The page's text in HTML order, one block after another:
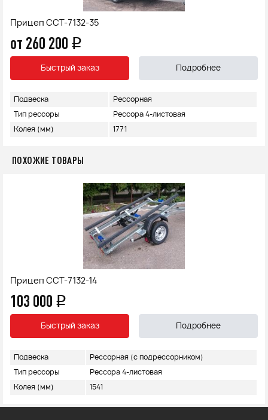
Прицеп ССТ-7132-35
от 260 200 q
Быстрый заказ Подробнее
Подвеска Рессорная
Тип рессоры Рессора 4-листовая
Колея (мм) 1771
ПОХОЖИЕ ТОВАРЫ
Прицеп ССТ-7132-14
103 000 q
Быстрый заказ Подробнее
Подвеска Рессорная (с подрессорником)
Тип рессоры Рессора 4-листовая
Колея (мм) 1541